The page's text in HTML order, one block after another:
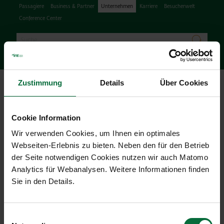
Zustimmung Details Über Cookies
Cookie Information
Wir verwenden Cookies, um Ihnen ein optimales
Webseiten-Erlebnis zu bieten. Neben den für den Betrieb
der Seite notwendigen Cookies nutzen wir auch Matomo
Analytics für Webanalysen. Weitere Informationen finden
Sie in den Details.
Passagiere Business & Partner Unternehmen Karriere
Besucherwelt
Conference Center
suchen
PodcastYoutube
Presse & News
01.09.2011 |Presseaussendungen
Börsegesetz